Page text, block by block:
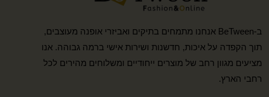
ב-BeTween אנחנו מתמחים בתיקים ואביזרי אופנה מעוצבים,
תוך הקפדה על איכות, חדשנות ושירות אישי ברמה גבוהה. אנו
מציעים מגוון רחב של מוצרים ייחודיים ומשלוחים מהירים לכל
רחבי הארץ.